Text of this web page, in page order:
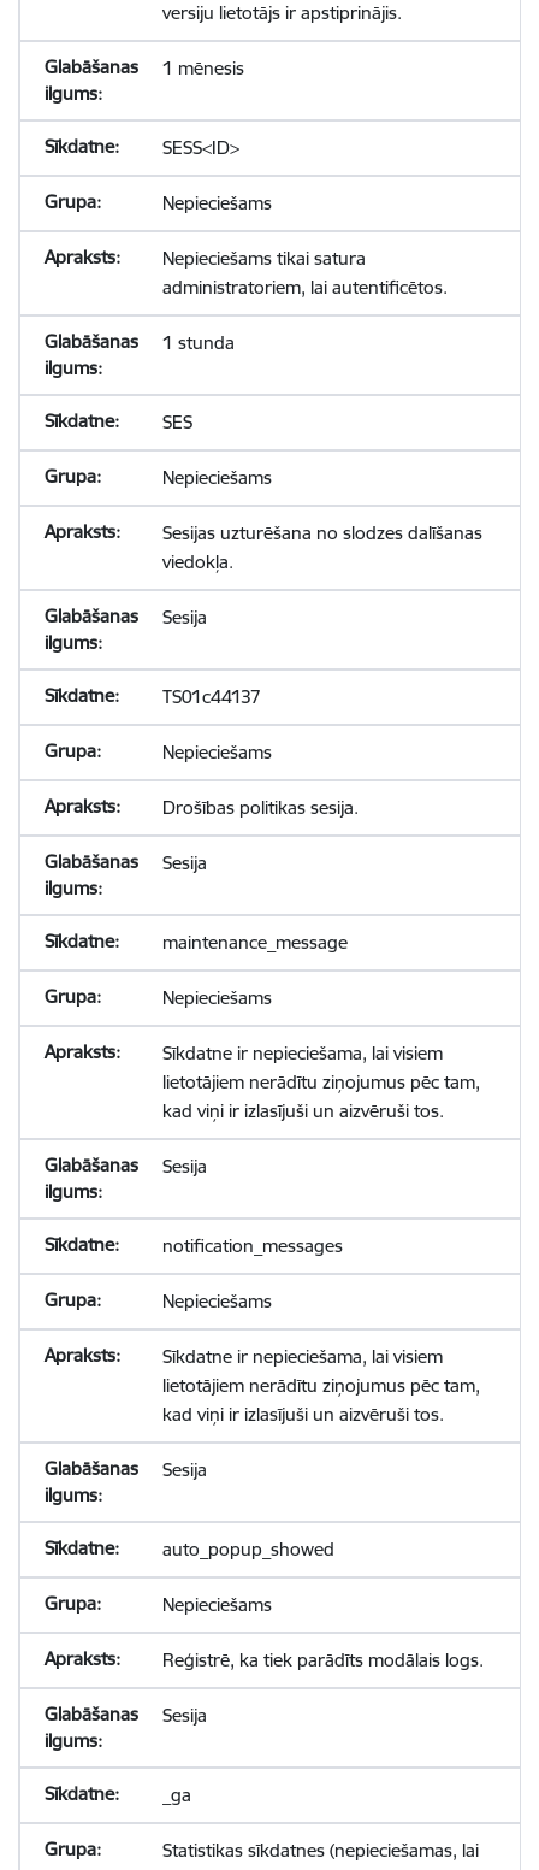
versiju lietotājs ir apstiprinājis.
1 mēnesis
SESS<ID>
Nepieciešams
Nepieciešams tikai satura
administratoriem, lai autentificētos.
1 stunda
SES
Nepieciešams
Sesijas uzturēšana no slodzes dalīšanas
viedokļa.
Sesija
TS01c44137
Nepieciešams
Drošības politikas sesija.
Sesija
maintenance_message
Nepieciešams
Sīkdatne ir nepieciešama, lai visiem
lietotājiem nerādītu ziņojumus pēc tam,
kad viņi ir izlasījuši un aizvēruši tos.
Sesija
notification_messages
Nepieciešams
Sīkdatne ir nepieciešama, lai visiem
lietotājiem nerādītu ziņojumus pēc tam,
kad viņi ir izlasījuši un aizvēruši tos.
Sesija
auto_popup_showed
Nepieciešams
Reģistrē, ka tiek parādīts modālais logs.
Sesija
_ga
Statistikas sīkdatnes (nepieciešamas, lai